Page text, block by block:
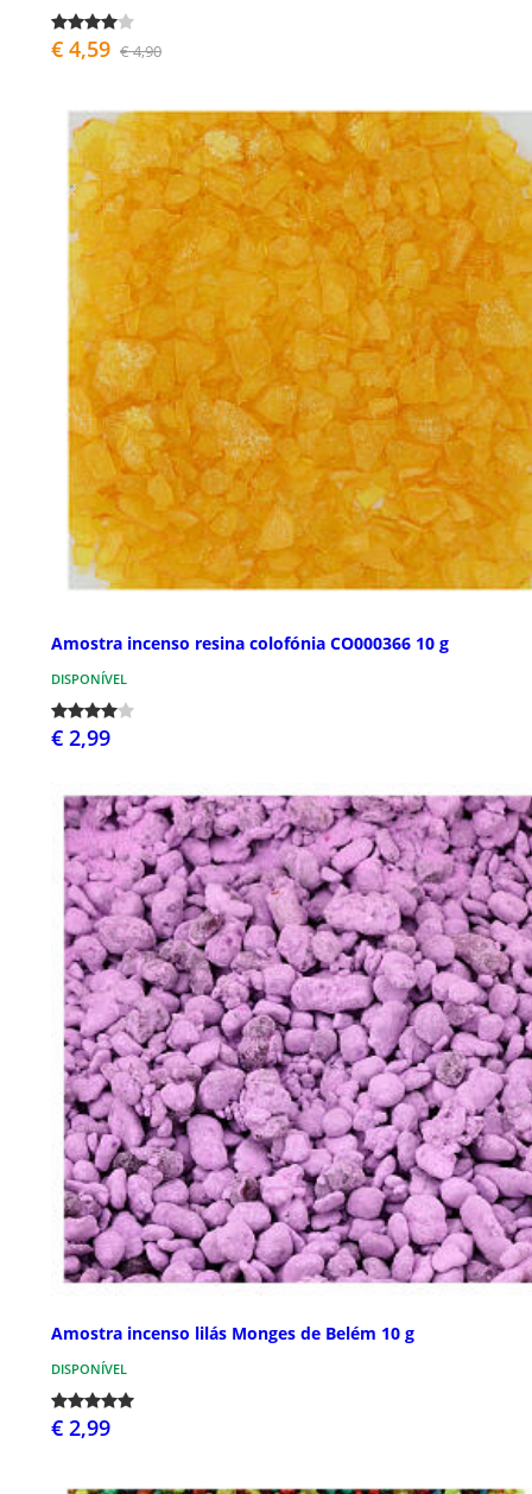
€ 4,59 € 4,90
Amostra incenso resina colofónia CO000366 10 g
DISPONÍVEL
€ 2,99
Amostra incenso lilás Monges de Belém 10 g
DISPONÍVEL
€ 2,99